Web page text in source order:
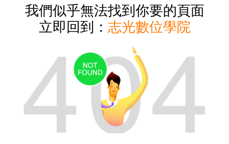
我們似乎無法找到你要的頁面
立即回到： 志光數位學院